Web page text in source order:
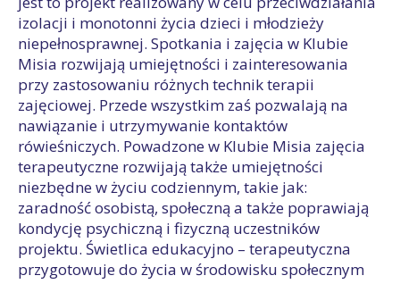
izolacji i monotonni życia dzieci i młodzieży
niepełnosprawnej. Spotkania i zajęcia w Klubie
Misia rozwijają umiejętności i zainteresowania
przy zastosowaniu różnych technik terapii
zajęciowej. Przede wszystkim zaś pozwalają na
nawiązanie i utrzymywanie kontaktów
rówieśniczych. Powadzone w Klubie Misia zajęcia
terapeutyczne rozwijają także umiejętności
niezbędne w życiu codziennym, takie jak:
zaradność osobistą, społeczną a także poprawiają
kondycję psychiczną i fizyczną uczestników
projektu. Świetlica edukacyjno – terapeutyczna
przygotowuje do życia w środowisku społecznym